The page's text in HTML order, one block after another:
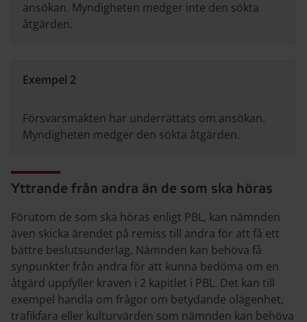
ansökan. Myndigheten medger inte den sökta
åtgärden.
Exempel 2
Försvarsmakten har underrättats om ansökan.
Myndigheten medger den sökta åtgärden.
Yttrande från andra än de som ska höras
Förutom de som ska höras enligt PBL, kan nämnden
även skicka ärendet på remiss till andra för att få ett
bättre beslutsunderlag. Nämnden kan behöva få
synpunkter från andra för att kunna bedöma om en
åtgärd uppfyller kraven i 2 kapitlet i PBL. Det kan till
exempel handla om frågor om betydande olägenhet,
trafikfara eller kulturvärden som nämnden kan behöva